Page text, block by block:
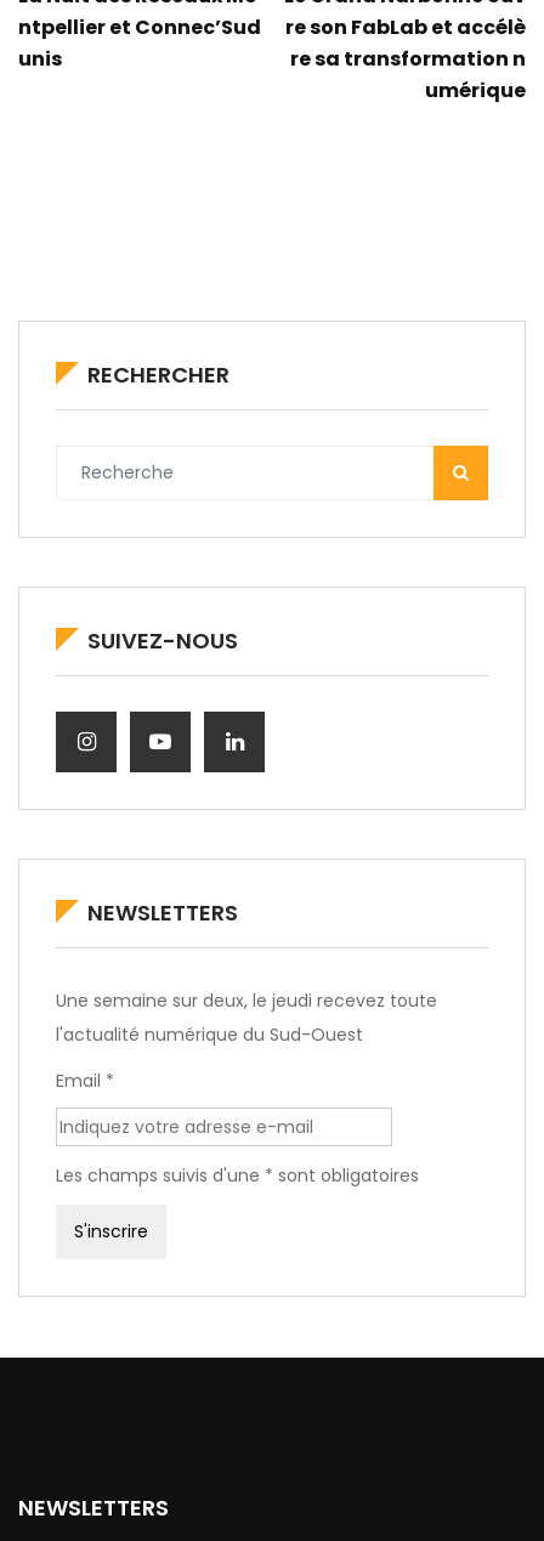
ntpellier et Connec’Sud
unis
re son FabLab et accélè
re sa transformation n
umérique
RECHERCHER
SUIVEZ-NOUS
NEWSLETTERS
Une semaine sur deux, le jeudi recevez toute
l'actualité numérique du Sud-Ouest
Email *
Les champs suivis d'une * sont obligatoires
NEWSLETTERS